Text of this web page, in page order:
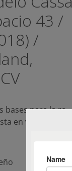
43 /
/
bases para la re-
en valor del